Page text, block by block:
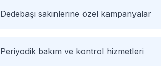
Dedebaşı sakinlerine özel kampanyalar
Periyodik bakım ve kontrol hizmetleri